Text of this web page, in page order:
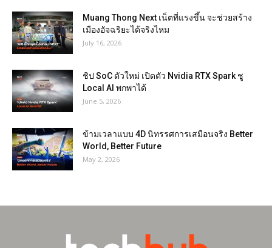
Muang Thong Next เน็ตที่แรงขึ้น จะช่วยสร้าง
เมืองอัจฉริยะได้จริงไหม
July 16, 2026
ชิป SoC ตัวใหม่ เปิดตัว Nvidia RTX Spark ชู
Local AI พกพาได้
June 5, 2026
ข้ามเวลาแบบ 4D นิทรรศการเสมือนจริง Better
World, Better Future
May 2, 2026